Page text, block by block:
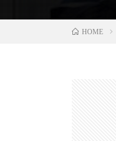
HOME